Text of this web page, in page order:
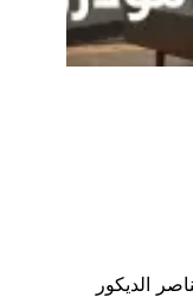
الديكور